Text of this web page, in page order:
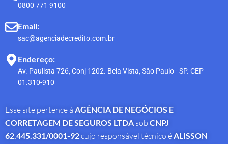
0800 771 9100
Email:
sac@agenciadecredito.com.br
Endereço:
Av. Paulista 726, Conj 1202. Bela Vista, São Paulo - SP. CEP
01.310-910
Esse site pertence à AGÊNCIA DE NEGÓCIOS E
CORRETAGEM DE SEGUROS LTDA sob CNPJ
62.445.331/0001-92cujo responsável técnico é ALISSON